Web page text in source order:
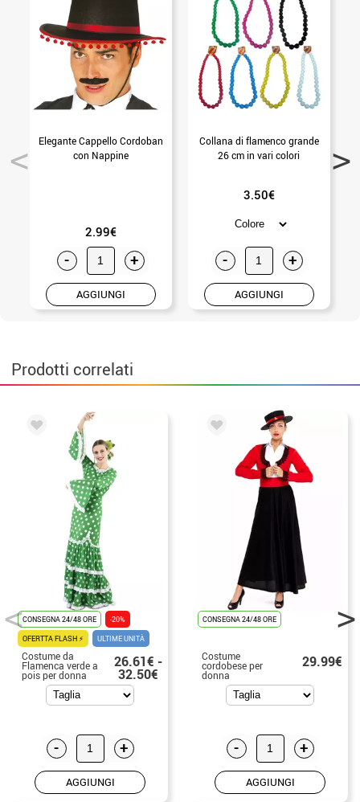
Elegante Cappello Cordoban
con Nappine
2.99€
- +
AGGIUNGI
Collana di flamenco grande
26 cm in vari colori
3.50€
- +
AGGIUNGI
Prodotti correlati
CONSEGNA 24/48 ORE
-20%
OFERTTA FLASH ⚡
ULTIME UNITÀ
Costume da
Flamenca verde a
pois per donna
26.61€ -
32.50€
- +
AGGIUNGI
CONSEGNA 24/48 ORE
Costume
cordobese per
donna
29.99€
- +
AGGIUNGI